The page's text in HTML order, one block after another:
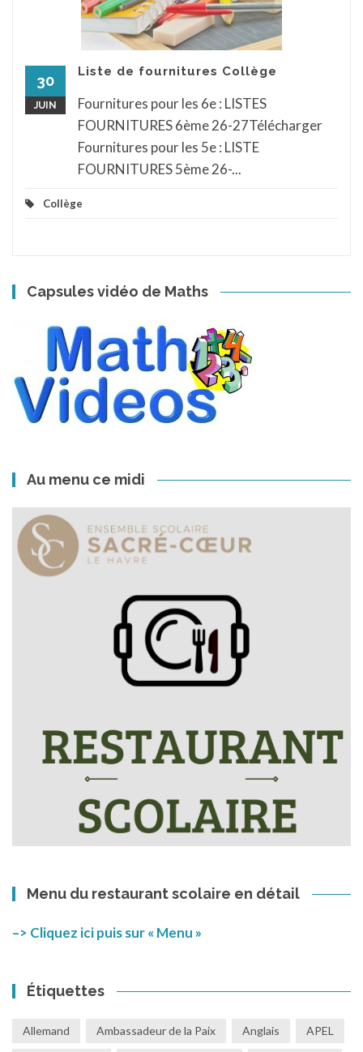
30
JUIN
Liste de fournitures Collège
Fournitures pour les 6e : LISTES
FOURNITURES 6ème 26-27Télécharger
Fournitures pour les 5e : LISTE
FOURNITURES 5ème 26-...
Collège
Capsules vidéo de Maths
Au menu ce midi
Menu du restaurant scolaire en détail
–> Cliquez ici puis sur « Menu »
Étiquettes
Allemand Ambassadeur de la Paix Anglais APEL